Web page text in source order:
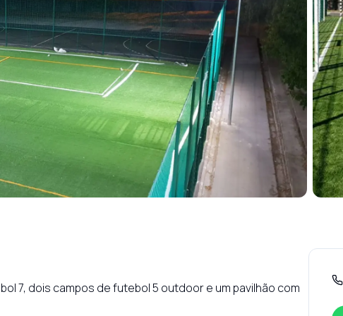
7, dois campos de futebol 5 outdoor e um pavilhão com